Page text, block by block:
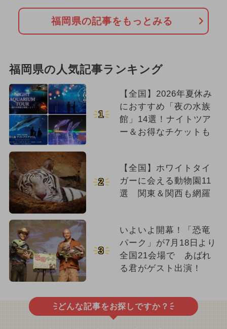
福岡県の記事をもっとみる
福岡県の人気記事ランキング
1
【全国】2026年夏休み
におすすめ「夜の水族
館」14選！ナイトツア
ー＆お得なチケットも
2
【全国】ホワイトタイ
ガーに会える動物園11
選 関東＆関西も網羅
3
いよいよ開幕！「恐竜
パーク」が7月18日より
全国21会場で あばれ
る君がゲスト出演！
どんな記事をお探しですか？